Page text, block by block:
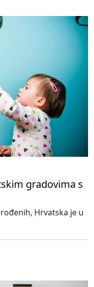
gradovima s
Hrvatska je u